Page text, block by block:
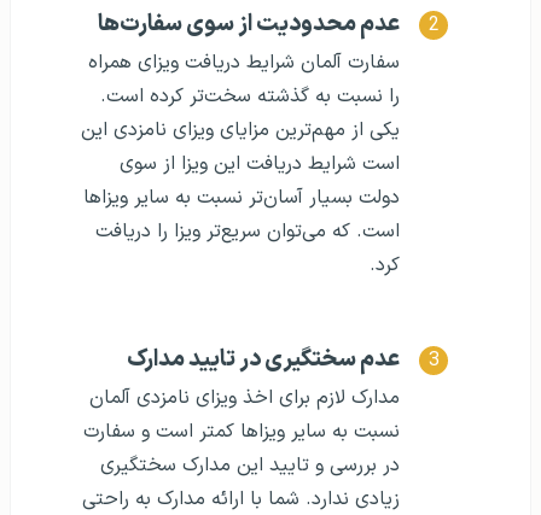
عدم محدودیت از سوی سفارت‌ها
سفارت آلمان شرایط دریافت ویزای همراه
را نسبت به گذشته سخت‌تر کرده‌ است.
یکی از مهم‌ترین مزایای ویزای نامزدی این
است شرایط دریافت این ویزا از سوی
دولت بسیار آسان‌تر نسبت به سایر ویزاها
است. که می‌توان سریع‌تر ویزا را دریافت
کرد.
عدم سختگیری در تایید مدارک
مدارک لازم برای اخذ ویزای نامزدی آلمان
نسبت به سایر ویزاها کمتر است و سفارت
در بررسی و تایید این مدارک سختگیری
زیادی ندارد. شما با ارائه مدارک به راحتی